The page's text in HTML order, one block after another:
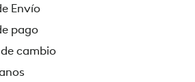
Envío
pago
cambio